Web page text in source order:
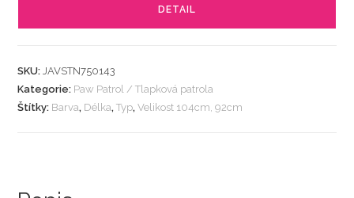
DETAIL
SKU:JAVSTN750143
Kategorie: Paw Patrol / Tlapková patrola
Štítky: Barva, Délka,Typ,Velikost 104cm, 92cm